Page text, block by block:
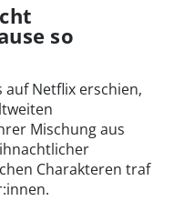
so
auf Netflix erschien,
Mischung aus
Charakteren traf